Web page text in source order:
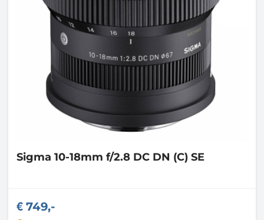
Sigma 10-18mm f/2.8 DC DN (C) SE
749,-